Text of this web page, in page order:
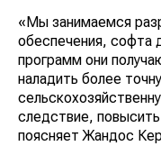
«Мы занимаемся
обеспечения,
программ они
наладить более
следствие,
поясняет Жандос